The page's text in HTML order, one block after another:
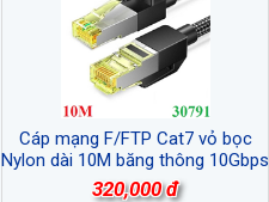
Cáp mạng F/FTP Cat7 vỏ bọc
Nylon dài 10M băng thông 10Gbps
600MHZ Ugreen 30791 cao cấp
320,000 đ